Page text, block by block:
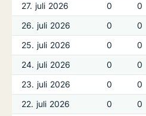
27. juli 2026
0 0
26. juli 2026
0 0
25. juli 2026
0 0
24. juli 2026
0 0
23. juli 2026
0 0
22. juli 2026
0 0